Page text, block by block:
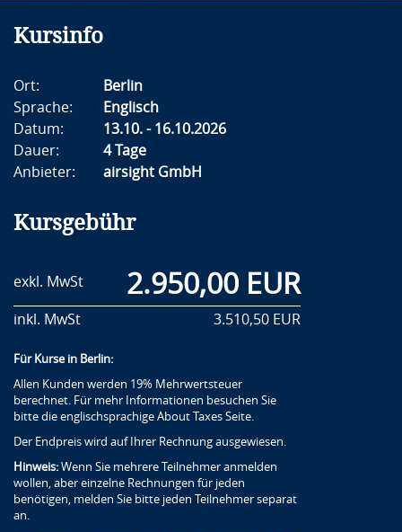
Kursinfo
Ort:
Berlin
Sprache:
Englisch
Datum:
13.10. - 16.10.2026
Dauer:
4 Tage
Anbieter:
airsight GmbH
Kursgebühr
exkl. MwSt 2.950,00 EUR
inkl. MwSt 3.510,50 EUR
Für Kurse in Berlin:
Allen Kunden werden 19% Mehrwertsteuer
berechnet. Für mehr Informationen besuchen Sie
bitte die englischsprachige About Taxes Seite.
Der Endpreis wird auf Ihrer Rechnung ausgewiesen.
Hinweis: Wenn Sie mehrere Teilnehmer anmelden
wollen, aber einzelne Rechnungen für jeden
benötigen, melden Sie bitte jeden Teilnehmer separat
an.